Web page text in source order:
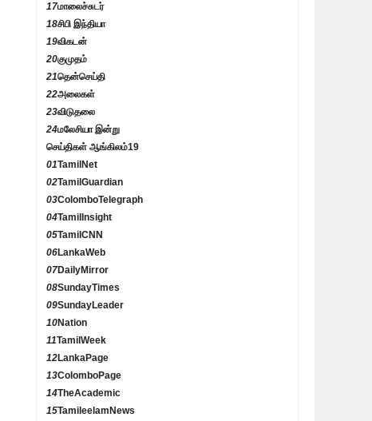
17மாலைச்சுடர்
18சிபி இந்தியா
19விகடன்
20குமுதம்
21தென்செய்தி
22அலைகள்
23விடுதலை
24மலேசியா இன்று
செய்திகள் ஆங்கிலம்19
01TamilNet
02TamilGuardian
03ColomboTelegraph
04TamilInsight
05TamilCNN
06LankaWeb
07DailyMirror
08SundayTimes
09SundayLeader
10Nation
11TamilWeek
12LankaPage
13ColomboPage
14TheAcademic
15TamileelamNews